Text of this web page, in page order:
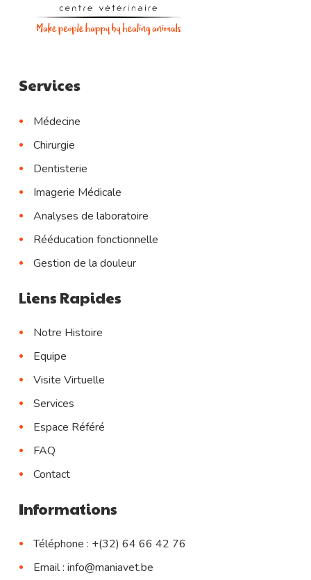
Services
Médecine
Chirurgie
Dentisterie
Imagerie Médicale
Analyses de laboratoire
Rééducation fonctionnelle
Gestion de la douleur
Liens Rapides
Notre Histoire
Equipe
Visite Virtuelle
Services
Espace Référé
FAQ
Contact
Informations
Téléphone : +(32) 64 66 42 76
Email : info@maniavet.be